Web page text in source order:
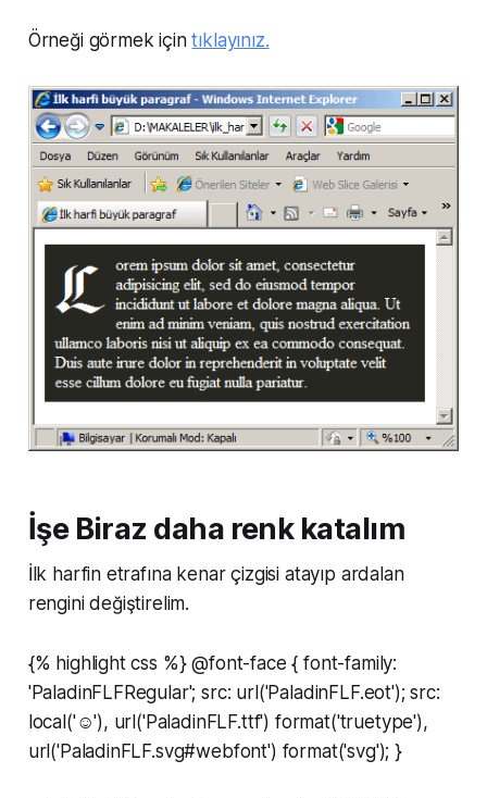
Örneği görmek içintıklayınız.
İşe Biraz daha renk katalım
İlk harfin etrafına kenar çizgisi atayıp ardalan
rengini değiştirelim.
{% highlight css %} @font-face { font-family:
'PaladinFLFRegular'; src: url('PaladinFLF.eot'); src:
local('☺'), url('PaladinFLF.ttf') format('truetype'),
url('PaladinFLF.svg#webfont') format('svg'); }